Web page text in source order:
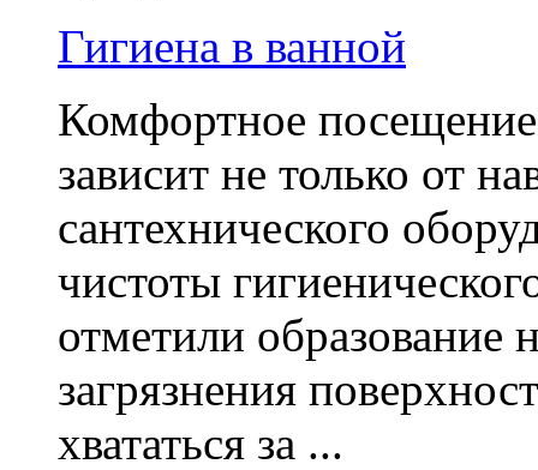
Гигиена в ванной
Комфортное
зависит не только от
сантехнического
чистоты
отметили образование
загрязнения
хвататься за ...